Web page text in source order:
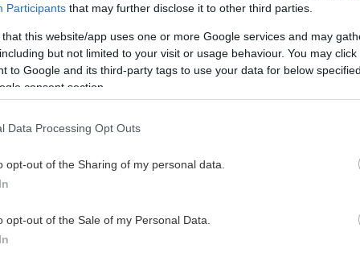
Participants that may further disclose it to other third parties.
that this website/app uses one or more Google services and may
but not limited to your visit or usage behaviour. You may
to Google and its third-party tags to use your data for below
consent section.
Data Processing Opt Outs
opt-out of the Sharing of my personal data.
opt-out of the Sale of my Personal Data.